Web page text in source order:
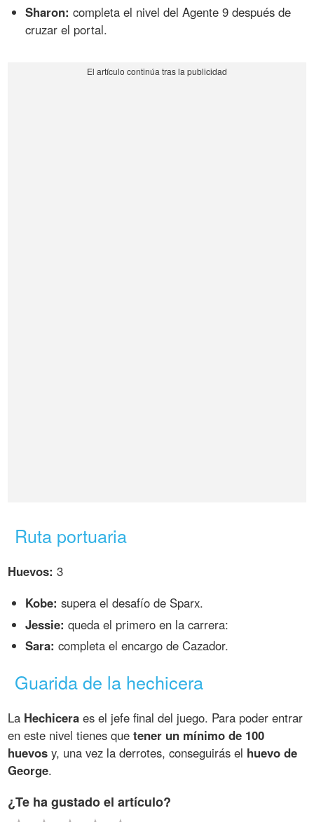
Sharon: completa el nivel del Agente 9 después de
cruzar el portal.
Ruta portuaria
Huevos: 3
Kobe: supera el desafío de Sparx.
Jessie: queda el primero en la carrera:
Sara: completa el encargo de Cazador.
Guarida de la hechicera
La Hechicera es el jefe final del juego. Para poder entrar
en este nivel tienes quetener un mínimo de 100
huevos y, una vez la derrotes, conseguirás el huevo de
George.
¿Te ha gustado el artículo?